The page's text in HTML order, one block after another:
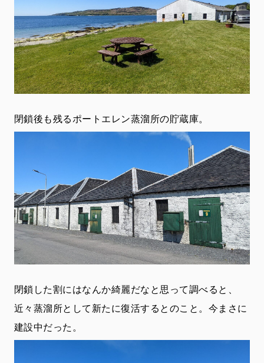
閉鎖後も残るポートエレン蒸溜所の貯蔵庫。
閉鎖した割にはなんか綺麗だなと思って調べると、
近々蒸溜所として新たに復活するとのこと。今まさに
建設中だった。